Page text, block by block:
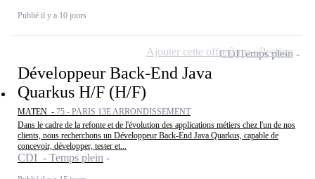
Publié il y a 10 jours
Développeur Back-End Java
Quarkus H/F (H/F)
MATEN - 75 - PARIS 13E ARRONDISSEMENT
Dans le cadre de la refonte et de l'évolution des applications métiers chez l'un de nos
clients, nous recherchons un Développeur Back-End Java Quarkus, capable de
concevoir, développer, tester et...
CDI - Temps plein
CDITemps plein
Ajouter cette offre à ma sélection